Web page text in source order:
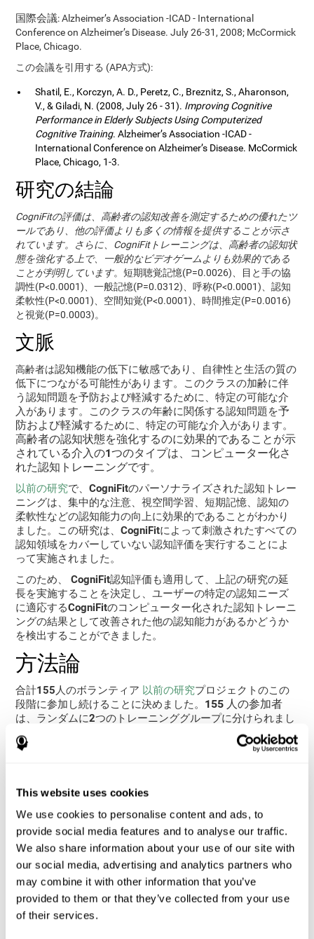
This website uses cookies
We use cookies to personalise content and ads, to
provide social media features and to analyse our traffic.
We also share information about your use of our site with
our social media, advertising and analytics partners who
may combine it with other information that you’ve
provided to them or that they’ve collected from your use
of their services.
国際会議: Alzheimer’s Association -ICAD - International
Conference on Alzheimer’s Disease. July 26-31, 2008; McCormick
Place, Chicago.
この会議を引用する (APA方式):
Shatil, E., Korczyn, A. D., Peretz, C., Breznitz, S., Aharonson,
V., & Giladi, N. (2008, July 26 - 31). Improving Cognitive
Performance in Elderly Subjects Using Computerized
Cognitive Training. Alzheimer’s Association -ICAD -
International Conference on Alzheimer’s Disease. McCormick
Place, Chicago, 1-3.
研究の結論
CogniFitの評価は、高齢者の認知改善を測定するための優れたツ
ールであり、他の評価よりも多くの情報を提供することが示さ
れています。さらに、CogniFitトレーニングは、高齢者の認知状
態を強化する上で、一般的なビデオゲームよりも効果的である
ことが判明しています。短期聴覚記憶(P=0.0026)、目と手の協
調性(P<0.0001)、一般記憶(P=0.0312)、呼称(P<0.0001)、認知
柔軟性(P<0.0001)、空間知覚(P<0.0001)、時間推定(P=0.0016)
と視覚(P=0.0003)。
文脈
高齢者は認知機能の低下に敏感であり、自律性と生活の質の
低下につながる可能性があります。このクラスの加齢に伴
う認知問題を予防および軽減するために、特定の可能な介
入があります。このクラスの年齢に関係する認知問題を予
防および軽減するために、特定の可能な介入があります。
高齢者の認知状態を強化するのに効果的であることが示
されている介入の1つのタイプは、コンピューター化さ
れた認知トレーニングです。
以前の研究で、CogniFitのパーソナライズされた認知トレー
ニングは、集中的な注意、視空間学習、短期記憶、認知の
柔軟性などの認知能力の向上に効果的であることがわかり
ました。この研究は、CogniFitによって刺激されたすべての
認知領域をカバーしていない認知評価を実行することによ
って実施されました。
このため、
CogniFit認知評価も適用 して、上記の研究の延
長を実施することを決定し、ユーザーの特定の認知ニーズ
に適応するCogniFitのコンピューター化された認知トレーニ
ングの結果として改善された他の認知能力があるかどうか
を検出することができました。
方法論
合計155人のボランティア 以前の研究プロジェクトのこの
段階に参加し続けることに決めました。 155 人の参加者
は、ランダムに2つのトレーニンググループに分けられまし
た:1つのグループは、
に合わせたコンピューター
化された認知トレーニングを実行し、もう一つのグループ
CogniFitトレーニングは、ユーザーの特定のニーズに適応す
ることで、ユーザーごとに異なりました。アクティビティ
の難しさやそれぞれが提示された頻度もそうでした。一
方、コントロールグループが使用した 一般的なビデオゲー
ムは次のとおりです: Mathematical triangle, Labyrinth, X-
O, Tangram, Tennis, Memory - Simon, Memory - Pairs,
Numbers, Tetris, Puzzles, Target practice, Snake.
トレーニングが終了したあと、認知能力は、トレーニング
の開始時と3か月後